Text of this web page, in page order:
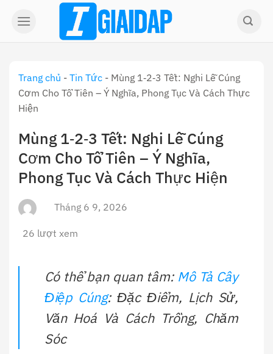
Trang chủ - Tin Tức - Mùng 1‑2‑3 Tết: Nghi Lễ Cúng
Cơm Cho Tổ Tiên – Ý Nghĩa, Phong Tục Và Cách Thực
Hiện
Mùng 1‑2‑3 Tết: Nghi Lễ Cúng
Cơm Cho Tổ Tiên – Ý Nghĩa,
Phong Tục Và Cách Thực Hiện
Tháng 6 9, 2026
26 lượt xem
Có thể bạn quan tâm: Mô Tả Cây
Điệp Cúng: Đặc Điểm, Lịch Sử,
Văn Hoá Và Cách Trồng, Chăm
Sóc